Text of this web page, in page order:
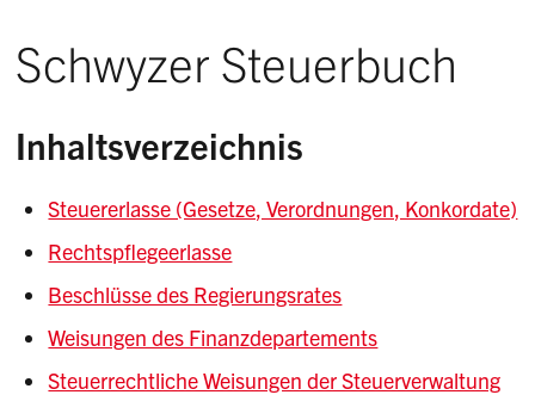
Schwyzer Steuerbuch
Inhaltsverzeichnis
Steuererlasse (Gesetze, Verordnungen, Konkordate)
Rechtspflegeerlasse
Beschlüsse des Regierungsrates
Weisungen des Finanzdepartements
Steuerrechtliche Weisungen der Steuerverwaltung